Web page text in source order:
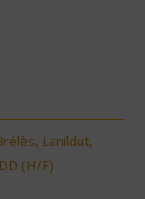
Lanildut,
(H/F)